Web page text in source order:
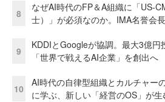
8
なぜAI時代のFP＆A組織に「US-
士）」が必須なのか。IMA名誉会
9
KDDIとGoogleが協調。最大3億円
「世界で戦えるAI企業」を創出へ
10
AI時代の自律型組織とカルチャー
に学ぶ、新しい「経営のOS」が